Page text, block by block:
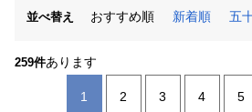
並べ替え おすすめ順 新着順 五
259件あります
1 2 3 4 5